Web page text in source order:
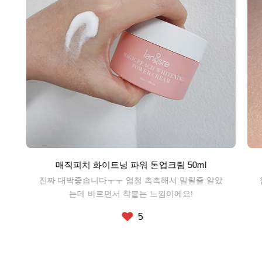
매직피치 화이트닝 파워 톤업크림 50ml
진짜 대박좋습니다ㅜㅜ 엄청 촉촉해서 밀릴줄 알았
는데 바르면서 착붙는 느낌이에요!
5